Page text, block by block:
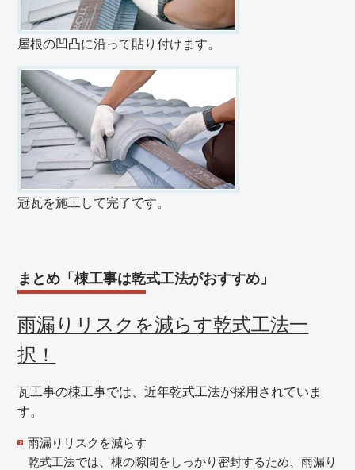
屋根の凹凸に沿って貼り付けます。
冠瓦を施工して完了です。
まとめ「棟工事は乾式工法がおすすめ」
雨漏りリスクを減らす乾式工法一
択！
瓦工事の棟工事では、近年乾式工法が採用されていま
す。
雨漏りリスクを減らす
乾式工法では、棟の隙間をしっかり密封するため、雨漏り